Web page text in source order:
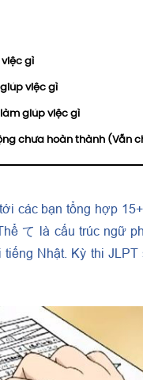
việc gì
giúp việc gì
làm giúp việc gì
chưa hoàn thành (Vẫn
các bạn tổng hợp
て là cấu trúc ngữ
Nhật. Kỳ thi